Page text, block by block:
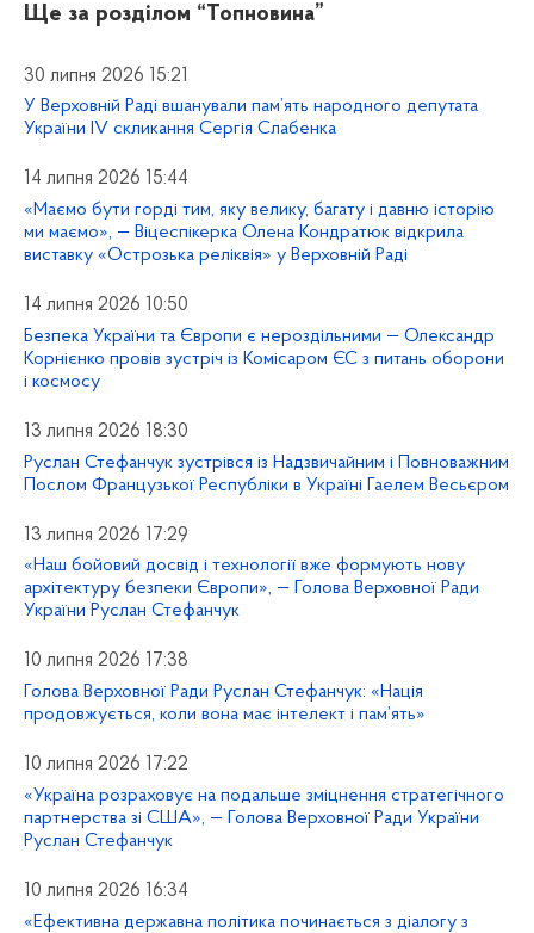
Ще за розділом “Топновина”
30 липня 2026 15:21
У Верховній Раді вшанували пам’ять народного депутата
України IV скликання Сергія Слабенка
14 липня 2026 15:44
«Маємо бути горді тим, яку велику, багату і давню історію
ми маємо», — Віцеспікерка Олена Кондратюк відкрила
виставку «Острозька реліквія» у Верховній Раді
14 липня 2026 10:50
Безпека України та Європи є нероздільними — Олександр
Корнієнко провів зустріч із Комісаром ЄС з питань оборони
і космосу
13 липня 2026 18:30
Руслан Стефанчук зустрівся із Надзвичайним і Повноважним
Послом Французької Республіки в Україні Гаелем Весьєром
13 липня 2026 17:29
«Наш бойовий досвід і технології вже формують нову
архітектуру безпеки Європи», — Голова Верховної Ради
України Руслан Стефанчук
10 липня 2026 17:38
Голова Верховної Ради Руслан Стефанчук: «Нація
продовжується, коли вона має інтелект і пам’ять»
10 липня 2026 17:22
«Україна розраховує на подальше зміцнення стратегічного
партнерства зі США», — Голова Верховної Ради України
Руслан Стефанчук
10 липня 2026 16:34
«Ефективна державна політика починається з діалогу з